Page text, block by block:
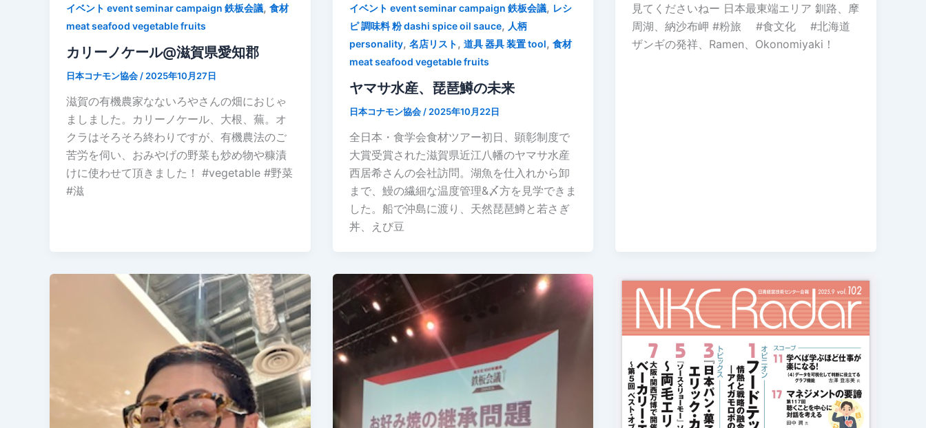
イベント event seminar campaign 鉄板会議, 食材
meat seafood vegetable fruits
カリーノケール@滋賀県愛知郡
日本コナモン協会 / 2025年10月27日
滋賀の有機農家なないろやさんの畑におじゃ
ましました。カリーノケール、大根、蕪。オ
クラはそろそろ終わりですが、有機農法のご
苦労を伺い、おみやげの野菜も炒め物や糠漬
けに使わせて頂きました！ #vegetable #野菜
#滋
イベント event seminar campaign 鉄板会議, レシ
ピ 調味料 粉 dashi spice oil sauce, 人柄
personality, 名店リスト, 道具 器具 装置 tool, 食材
meat seafood vegetable fruits
ヤマサ水産、琵琶鱒の未来
日本コナモン協会 / 2025年10月22日
全日本・食学会食材ツアー初日、顕彰制度で
大賞受賞された滋賀県近江八幡のヤマサ水産
西居希さんの会社訪問。湖魚を仕入れから卸
まで、鰻の繊細な温度管理&〆方を見学できま
した。船で沖島に渡り、天然琵琶鱒と若さぎ
丼、えび豆
見てくださいねー 日本最東端エリア 釧路、摩
周湖、納沙布岬 #粉旅 #食文化 #北海道
ザンギの発祥、Ramen、Okonomiyaki！